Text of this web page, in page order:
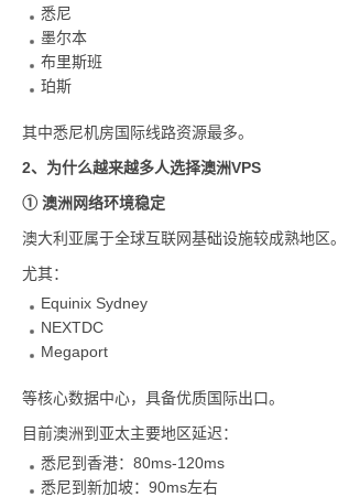
悉尼
墨尔本
布里斯班
珀斯
其中悉尼机房国际线路资源最多。
2、为什么越来越多人选择澳洲VPS
① 澳洲网络环境稳定
澳大利亚属于全球互联网基础设施较成熟地区。
尤其：
Equinix Sydney
NEXTDC
Megaport
等核心数据中心，具备优质国际出口。
目前澳洲到亚太主要地区延迟：
悉尼到香港：80ms-120ms
悉尼到新加坡：90ms左右